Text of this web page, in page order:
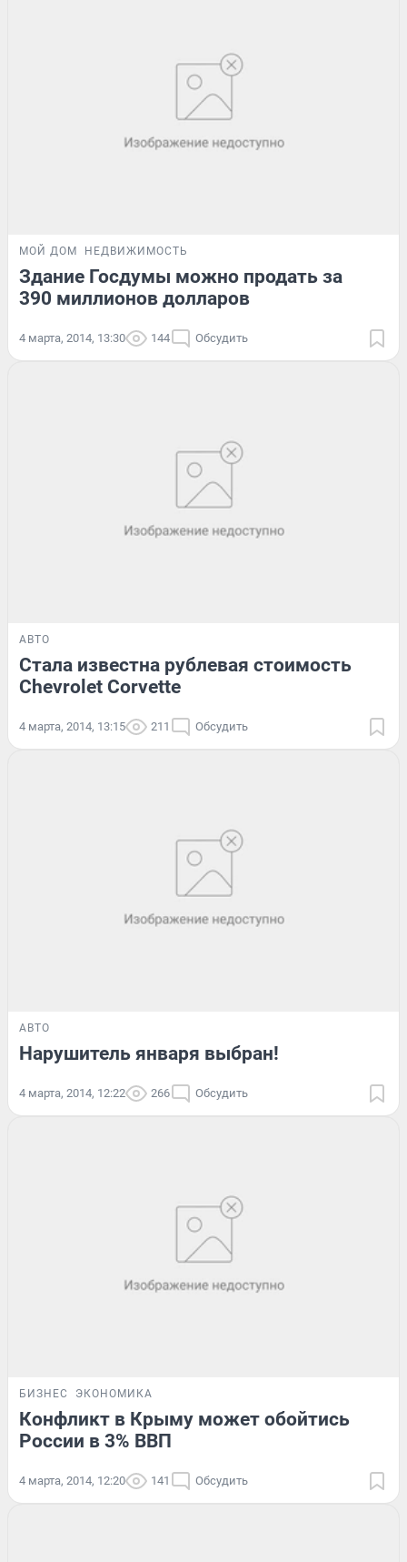
МОЙ ДОМ НЕДВИЖИМОСТЬ
Здание Госдумы можно продать за
390 миллионов долларов
4 марта, 2014, 13:30 144 Обсудить
АВТО
Стала известна рублевая стоимость
Chevrolet Corvette
4 марта, 2014, 13:15 211 Обсудить
АВТО
Нарушитель января выбран!
4 марта, 2014, 12:22 266 Обсудить
БИЗНЕС ЭКОНОМИКА
Конфликт в Крыму может обойтись
России в 3% ВВП
4 марта, 2014, 12:20 141 Обсудить